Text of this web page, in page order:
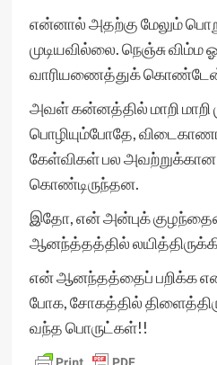
என்னால் அதற்கு மேலும்
முடியவில்லை. நெஞ்சு விம்ம
வாரியணைத்துக்
அவள் கன்னத்தில் மாறி மாறி
பொழியும்போதே,
கேள்விகள் பல அவற்றுக்கான
கொண்டிருந்தன.
இதோ, என் அன்புக்
ஆனந்த்தத்தில்
என் ஆனந்தத்தைப் பறிக்க
போக, சோகத்தில்
வந்த பொருட்கள்!!